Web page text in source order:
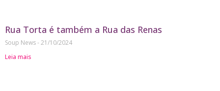
Rua Torta é também a Rua das Renas
Soup News 21/10/2024
Leia mais